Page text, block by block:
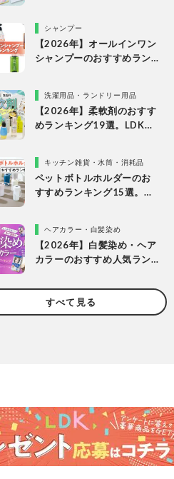
検証シャンプー
【2026年】オールインワン
シャンプーのおすすめラン
をプロと比較
洗濯用品・ランドリー用品
【2026年】柔軟剤のおすす
めランキング19選。LDKが
キッチン雑貨・水筒・消耗品
ペットボトルホルダーのお
すすめランキング15選。
ヘアカラー・白髪染め
【2026年】白髪染め・ヘア
カラーのおすすめ人気ラン
市販製品を明るめ・暗め別
に比較
すべて見る